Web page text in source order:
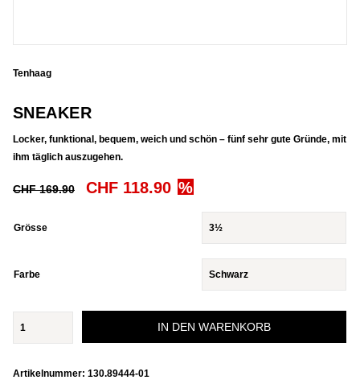
Tenhaag
SNEAKER
Locker, funktional, bequem, weich und schön – fünf sehr gute Gründe, mit
ihm täglich auszugehen.
CHF169.90
Ursprünglicher
CHF 118.90
ist:
CHF 118.90.
Grösse
Farbe
Sneaker
Menge
IN DEN WARENKORB
Artikelnummer: 130.89444-01